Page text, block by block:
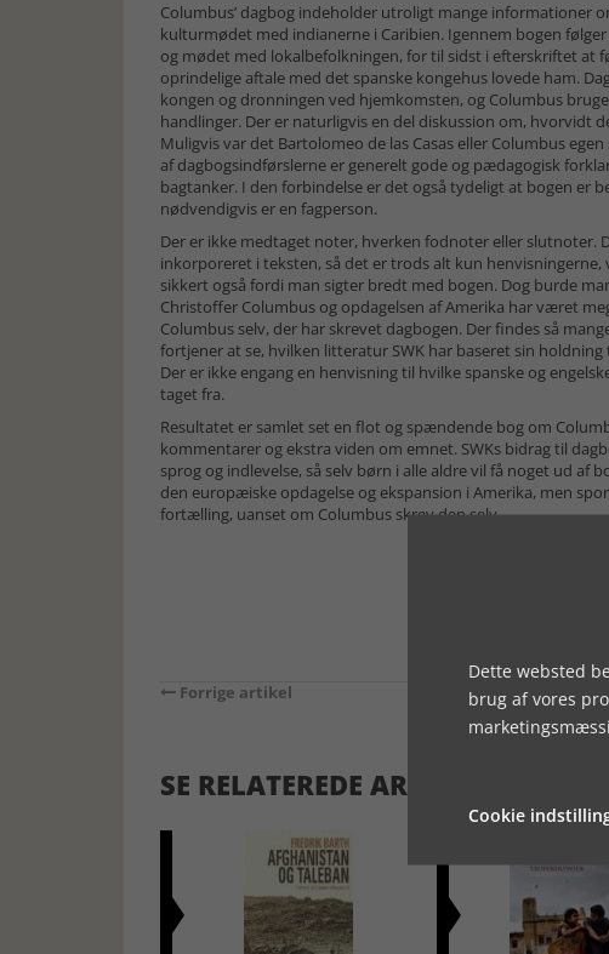
Columbus’ dagbog indeholder utroligt mange informationer
kulturmødet med indianerne i Caribien. Igennem bogen
og mødet med lokalbefolkningen, for til sidst i efterskriftet at
oprindelige aftale med det spanske kongehus lovede ham.
kongen og dronningen ved hjemkomsten, og Columbus
handlinger. Der er naturligvis en del diskussion om, hvorvidt
Muligvis var det Bartolomeo de las Casas eller Columbus
af dagbogsindførslerne er generelt gode og pædagogisk
bagtanker. I den forbindelse er det også tydeligt at bogen er
nødvendigvis er en fagperson.
Der er ikke medtaget noter, hverken fodnoter eller slutnoter.
inkorporeret i teksten, så det er trods alt kun
sikkert også fordi man sigter bredt med bogen. Dog burde
Christoffer Columbus og opdagelsen af Amerika har været
Columbus selv, der har skrevet dagbogen. Der findes så
fortjener at se, hvilken litteratur SWK har baseret sin
Der er ikke engang en henvisning til hvilke spanske og
taget fra.
Resultatet er samlet set en flot og spændende bog om
kommentarer og ekstra viden om emnet. SWKs bidrag til
sprog og indlevelse, så selv børn i alle aldre vil få noget ud af
den europæiske opdagelse og ekspansion i Amerika, men
fortælling, uanset om Columbus skrev den selv.
Forrige artikel
SE RELATEREDE ARTIKLER
Dette websted
brug af vores
Cookie